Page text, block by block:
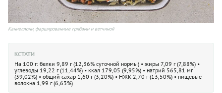
Каннеллони, фаршированные грибами и ветчиной
КСТАТИ
На 100 г: белки 9,89 г (12,36% суточной нормы) • жиры 7,09 г (7,88%) •
углеводы 19,22 г (11,44%) • ккал 179,05 (9,95%) • натрий 565,81 мг
(39,02%) • общий сахар 1,60 г (3,20%) • НЖК 2,70 г (13,50%) • пищевые
волокна 1,99 г (6,63%)